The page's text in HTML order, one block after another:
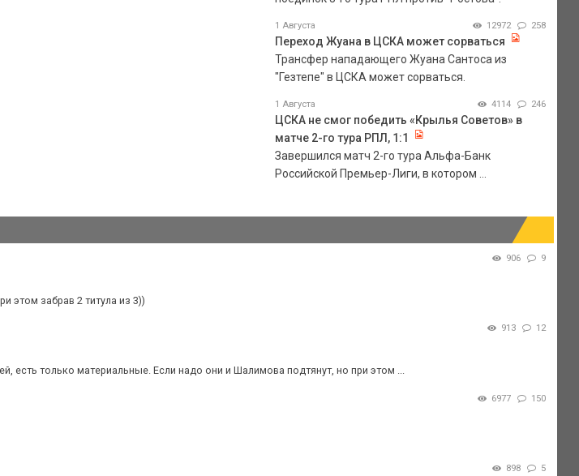
1 Августа 12972 258
Переход Жуана в ЦСКА может сорваться
Трансфер нападающего Жуана Сантоса из
"Гезтепе" в ЦСКА может сорваться.
1 Августа 4114 246
ЦСКА не смог победить «Крылья Советов» в
матче 2-го тура РПЛ, 1:1
Завершился матч 2-го тура Альфа-Банк
Российской Премьер-Лиги, в котором ...
906 9
этом забрав 2 титула из 3))
913 12
есть только материальные. Если надо они и Шалимова подтянут, но при этом ...
6977 150
898 5